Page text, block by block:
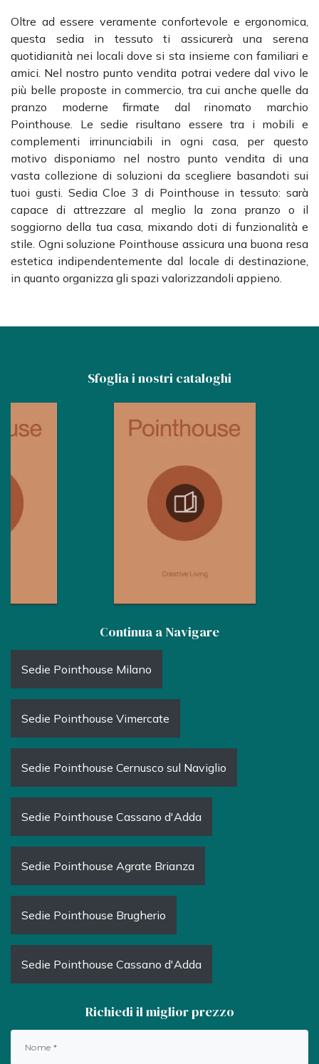
Oltre ad essere veramente confortevole e ergonomica,
questa sedia in tessuto ti assicurerà una serena
quotidianità nei locali dove si sta insieme con familiari e
amici. Nel nostro punto vendita potrai vedere dal vivo le
più belle proposte in commercio, tra cui anche quelle da
pranzo moderne firmate dal rinomato marchio
Pointhouse. Le sedie risultano essere tra i mobili e
complementi irrinunciabili in ogni casa, per questo
motivo disponiamo nel nostro punto vendita di una
vasta collezione di soluzioni da scegliere basandoti sui
tuoi gusti. Sedia Cloe 3 di Pointhouse in tessuto: sarà
capace di attrezzare al meglio la zona pranzo o il
soggiorno della tua casa, mixando doti di funzionalità e
stile. Ogni soluzione Pointhouse assicura una buona resa
estetica indipendentemente dal locale di destinazione,
in quanto organizza gli spazi valorizzandoli appieno.
Sfoglia i nostri cataloghi
Continua a Navigare
Sedie Pointhouse Milano
Sedie Pointhouse Vimercate
Sedie Pointhouse Cernusco sul Naviglio
Sedie Pointhouse Cassano d'Adda
Sedie Pointhouse Agrate Brianza
Sedie Pointhouse Brugherio
Sedie Pointhouse Cassano d'Adda
Richiedi il miglior prezzo